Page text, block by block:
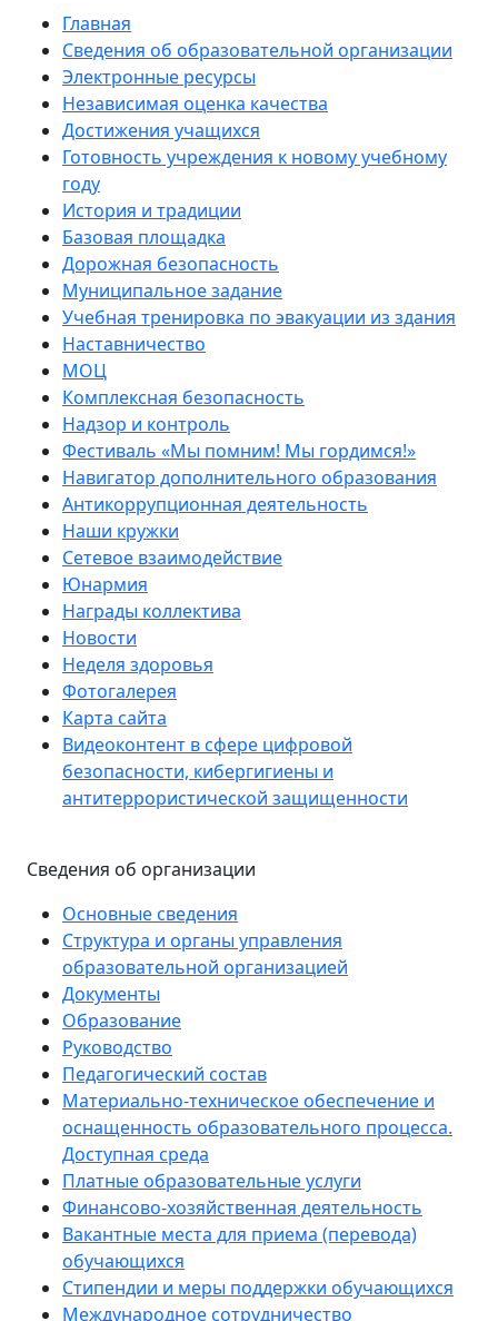
Главная
Сведения об образовательной организации
Электронные ресурсы
Независимая оценка качества
Достижения учащихся
Готовность учреждения к новому учебному
году
История и традиции
Базовая площадка
Дорожная безопасность
Муниципальное задание
Учебная тренировка по эвакуации из здания
Наставничество
МОЦ
Комплексная безопасность
Надзор и контроль
Фестиваль «Мы помним! Мы гордимся!»
Навигатор дополнительного образования
Антикоррупционная деятельность
Наши кружки
Сетевое взаимодействие
Юнармия
Награды коллектива
Новости
Неделя здоровья
Фотогалерея
Карта сайта
Видеоконтент в сфере цифровой
безопасности, кибергигиены и
антитеррористической защищенности
Сведения об организации
Основные сведения
Структура и органы управления
образовательной организацией
Документы
Образование
Руководство
Педагогический состав
Материально-техническое обеспечение и
оснащенность образовательного процесса.
Доступная среда
Платные образовательные услуги
Финансово-хозяйственная деятельность
Вакантные места для приема (перевода)
обучающихся
Стипендии и меры поддержки обучающихся
Международное сотрудничество